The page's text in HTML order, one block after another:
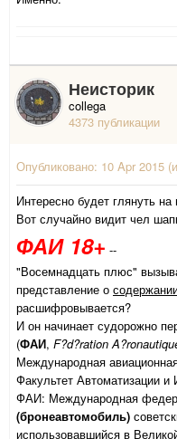
Неисторик
collega
4373 публикации
Опубликовано: 10 Apr 2015
Интересно будет глянуть
Вот случайно видит чел
ФАИ 18+ --
"Восемнадцать плюс"
представление о
расшифровывается?
И он начинает судорожно
(ФАИ, F?d?ration
Международная
Факультет Автоматизации
ФАИ: Международная
(бронеавтомобиль)
использовавшийся в